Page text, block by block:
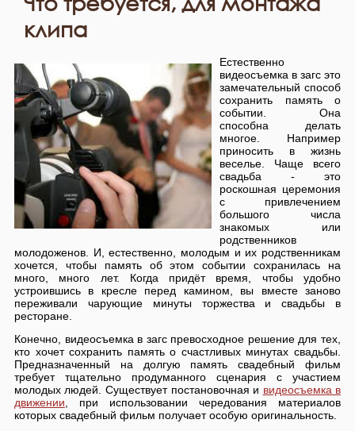
клипа
Естественно
видеосъемка в загс это
замечательный способ
сохранить память о
событии. Она
способна делать
многое. Например
приносить в жизнь
веселье. Чаще всего
свадьба - это
роскошная церемония
с привлечением
большого числа
знакомых или
родственников
молодоженов. И, естественно, молодым и их родственникам
хочется, чтобы память об этом событии сохранилась на
много, много лет. Когда придёт время, чтобы удобно
устроившись в кресле перед камином, вы вместе заново
переживали чарующие минуты торжества и свадьбы в
ресторане.
Конечно, видеосъемка в загс превосходное решение для тех,
кто хочет сохранить память о счастливых минутах свадьбы.
Предназначенный на долгую память свадебный фильм
требует тщательно продуманного сценария с участием
молодых людей. Существует постановочная и видеосъемка в
движении, при использовании чередования материалов
которых свадебный фильм получает особую оригинальность.